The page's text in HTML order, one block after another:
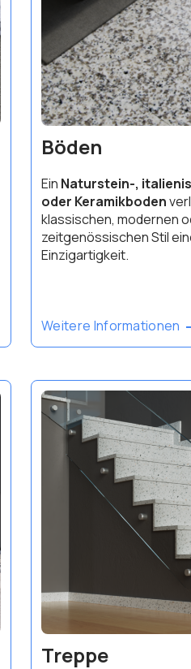
Böden
Ein Naturstein-,
oder Keramikboden
klassischen, modernen
zeitgenössischen Stil
Einzigartigkeit.
Weitere Informationen
Treppe